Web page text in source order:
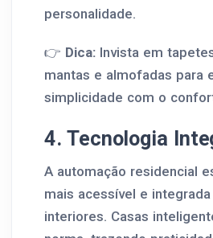
personalidade.
👉 Dica: Invista em
mantas e almofadas para
simplicidade com o
4. Tecnologia
A automação residencial
mais acessível e
interiores. Casas